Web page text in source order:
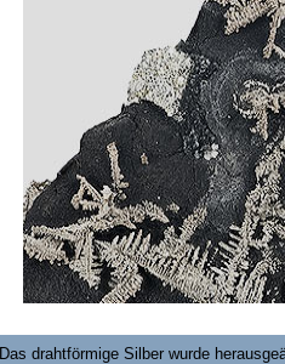
Das drahtförmige Silber wurde